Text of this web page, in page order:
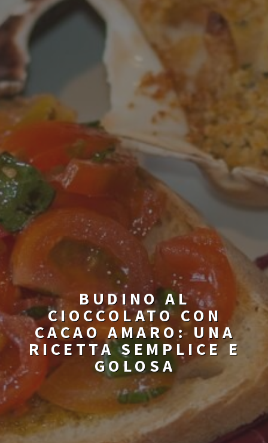
BUDINO AL
CIOCCOLATO CON
CACAO AMARO: UNA
RICETTA SEMPLICE E
GOLOSA